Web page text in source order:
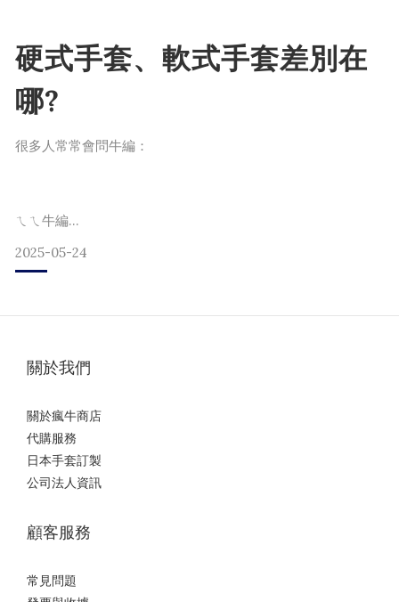
反
①我與職人吉川先生的認識與FIVE的品牌介紹
②FIVE的特別之處
④統一選手使用
⑤總結
① 我與職人吉川先生的認識 與FIVE 的品牌介紹說到我與吉川
早在兩年前的2023年,是由日本野球界的朋友引薦我們兩個認
識。
而該位朋友早年就在吉川桑,家裡的手套工房工作。
硬式手套、軟式手套差別在
哪?
很多人常常會問牛編：
ㄟㄟ牛編
「壘球要用哪一種?」
差不多每個禮拜都會有人問所以本文讓牛編將從
・球的特性
・以及能否互相替代等角度，來做全面的解說。看完要幫忙分
2025-05-24
關於我們
關於瘋牛商店
代購服務
日本手套訂製
公司法人資訊
顧客服務
常見問題